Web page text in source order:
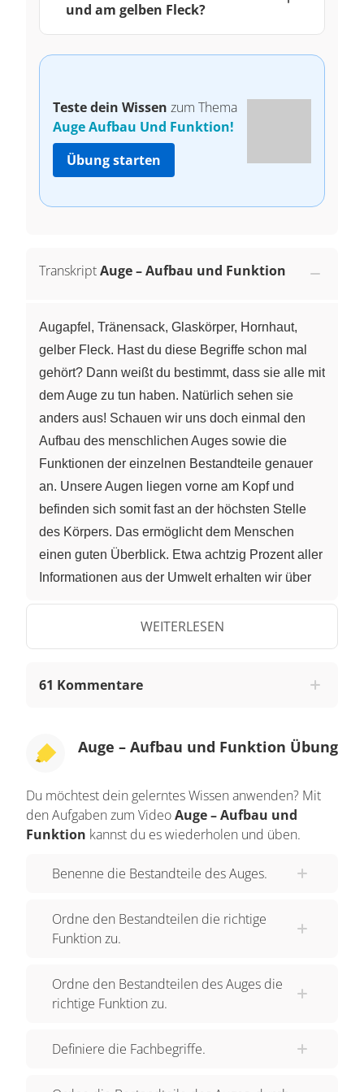
und am gelben Fleck?
Teste dein Wissen zum Thema
Auge Aufbau Und Funktion!
Übung starten
TranskriptAuge – Aufbau und Funktion
Augapfel, Tränensack, Glaskörper, Hornhaut,
gelber Fleck. Hast du diese Begriffe schon mal
gehört? Dann weißt du bestimmt, dass sie alle mit
dem Auge zu tun haben. Natürlich sehen sie
anders aus! Schauen wir uns doch einmal den
Aufbau des menschlichen Auges sowie die
Funktionen der einzelnen Bestandteile genauer
an. Unsere Augen liegen vorne am Kopf und
befinden sich somit fast an der höchsten Stelle
des Körpers. Das ermöglicht dem Menschen
einen guten Überblick. Etwa achtzig Prozent aller
Informationen aus der Umwelt erhalten wir über
knöchernen Augenhöhlen im Schädel gut vor
Verletzungen geschützt. Bestimmt kennst du noch
Augenbrauen verhindern, dass Flüssigkeiten wie
Augenlider sind mit Wimpern bewachsen. Beide
zusammen verhindern, dass Staubkörner oder
Lider schließen sich reflexartig, wenn sich etwas
dem Auge nähert. Gelangt doch ein Fremdkörper,
zu tränen. „Durch die Tränenflüssigkeit werden
verhindert, dass Krankheitserreger ins Auge
gelangen. Zudem befeuchtet sie unser Auge. Die
hergestellt. Überschüssige Tränenflüssigkeit
sammelt sich im inneren Lidwinkel und wird über
zum Tränennasengang weitergeleitet. Daher läuft
WEITERLESEN
61 Kommentare
Auge – Aufbau und Funktion Übung
Du möchtest dein gelerntes Wissen anwenden? Mit
den Aufgaben zum VideoAuge – Aufbau und
Funktion kannst du es wiederholen und üben.
Benenne die Bestandteile des Auges.
Ordne den Bestandteilen die richtige
Funktion zu.
Ordne den Bestandteilen des Auges die
richtige Funktion zu.
Definiere die Fachbegriffe.